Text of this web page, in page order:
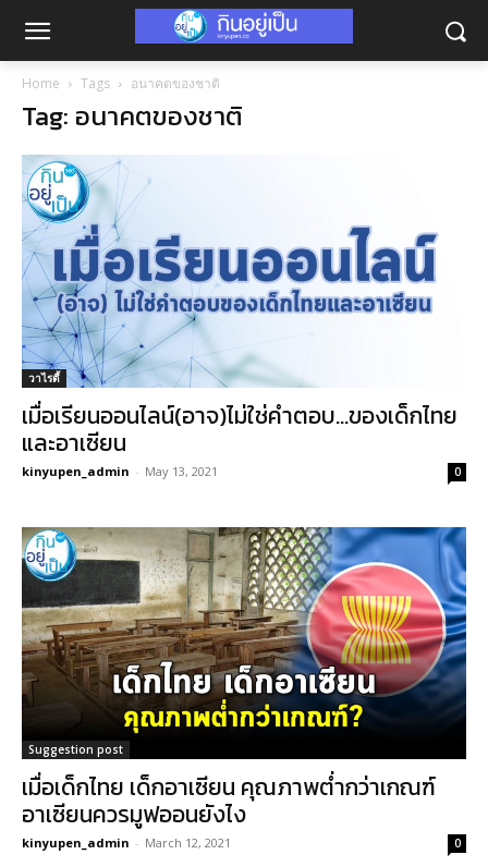
Home Tags อนาคตของชาติ
Tag: อนาคตของชาติ
วาไรตี้
เมื่อเรียนออนไลน์(อาจ)ไม่ใช่คำตอบ…ของเด็กไทย
และอาเซียน
kinyupen_admin - May 13, 2021 0
Suggestion post
เมื่อเด็กไทย เด็กอาเซียน คุณภาพต่ำกว่าเกณฑ์
อาเซียนควรมูฟออนยังไง
kinyupen_admin - March 12, 2021 0